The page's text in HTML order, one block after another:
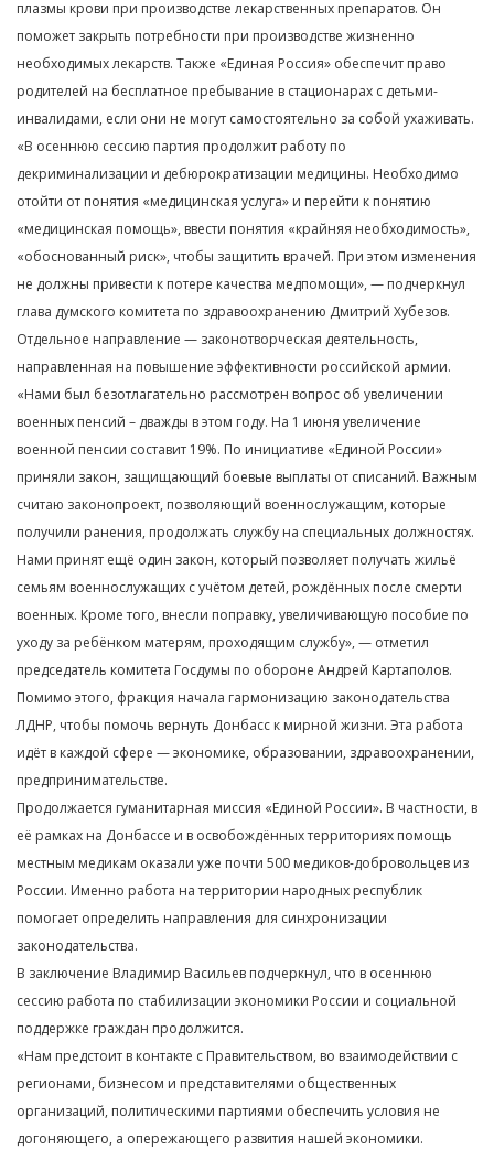
плазмы крови при производстве лекарственных препаратов. Он
поможет закрыть потребности при производстве жизненно
необходимых лекарств. Также «Единая Россия» обеспечит право
родителей на бесплатное пребывание в стационарах с детьми-
инвалидами, если они не могут самостоятельно за собой ухаживать.
«В осеннюю сессию партия продолжит работу по
декриминализации и дебюрократизации медицины. Необходимо
отойти от понятия «медицинская услуга» и перейти к понятию
«медицинская помощь», ввести понятия «крайняя необходимость»,
«обоснованный риск», чтобы защитить врачей. При этом изменения
не должны привести к потере качества медпомощи», — подчеркнул
глава думского комитета по здравоохранению Дмитрий Хубезов.
Отдельное направление — законотворческая деятельность,
направленная на повышение эффективности российской армии.
«Нами был безотлагательно рассмотрен вопрос об увеличении
военных пенсий – дважды в этом году. На 1 июня увеличение
военной пенсии составит 19%. По инициативе «Единой России»
приняли закон, защищающий боевые выплаты от списаний. Важным
считаю законопроект, позволяющий военнослужащим, которые
получили ранения, продолжать службу на специальных должностях.
Нами принят ещё один закон, который позволяет получать жильё
семьям военнослужащих с учётом детей, рождённых после смерти
военных. Кроме того, внесли поправку, увеличивающую пособие по
уходу за ребёнком матерям, проходящим службу», — отметил
председатель комитета Госдумы по обороне Андрей Картаполов.
Помимо этого, фракция начала гармонизацию законодательства
ЛДНР, чтобы помочь вернуть Донбасс к мирной жизни. Эта работа
идёт в каждой сфере — экономике, образовании, здравоохранении,
предпринимательстве.
Продолжается гуманитарная миссия «Единой России». В частности, в
её рамках на Донбассе и в освобождённых территориях помощь
местным медикам оказали уже почти 500 медиков-добровольцев из
России. Именно работа на территории народных республик
помогает определить направления для синхронизации
законодательства.
В заключение Владимир Васильев подчеркнул, что в осеннюю
сессию работа по стабилизации экономики России и социальной
поддержке граждан продолжится.
«Нам предстоит в контакте с Правительством, во взаимодействии с
регионами, бизнесом и представителями общественных
организаций, политическими партиями обеспечить условия не
догоняющего, а опережающего развития нашей экономики.